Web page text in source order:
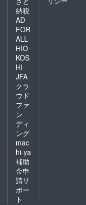
納税
AD
FOR
ALL
HIO
KOS
HI
JFA
クラ
ウド
ファ
ン
ディ
ング
mac
hi-ya
補助
金申
請サ
ポー
ト